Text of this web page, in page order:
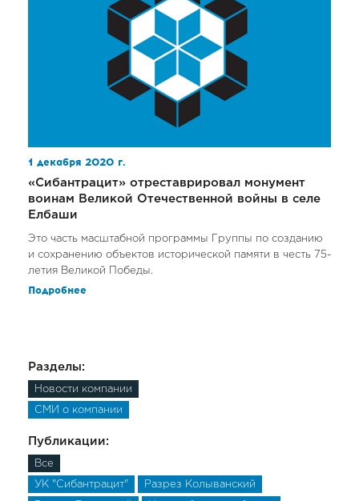
1 декабря 2020 г.
«Сибантрацит» отреставрировал монумент
воинам Великой Отечественной войны в селе
Елбаши
Это часть масштабной программы Группы по созданию
и сохранению объектов исторической памяти в честь 75-
летия Великой Победы.
Подробнее
Разделы:
Новости компании
СМИ о компании
Публикации:
Все
УК "Сибантрацит" Разрез Колыванский